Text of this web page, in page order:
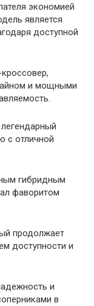
экономией
является
доступной
и мощными
с отличной
гибридным
фаворитом
продолжает
доступности и
и
в